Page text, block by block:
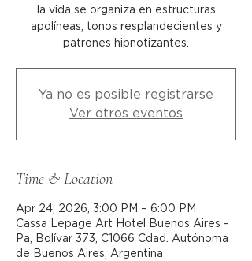
la vida se organiza en estructuras
apolíneas, tonos resplandecientes y
patrones hipnotizantes.
Ya no es posible registrarse
Ver otros eventos
Time & Location
Apr 24, 2026, 3:00 PM – 6:00 PM
Cassa Lepage Art Hotel Buenos Aires -
Pa, Bolívar 373, C1066 Cdad. Autónoma
de Buenos Aires, Argentina